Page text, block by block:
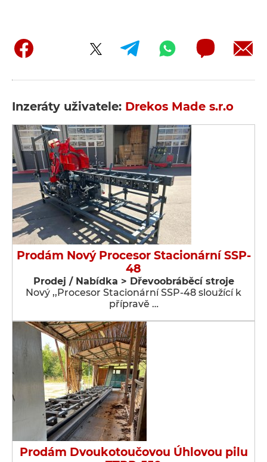
Inzeráty uživatele: Drekos Made s.r.o
Prodám Nový Procesor Stacionární SSP-
48
Prodej / Nabídka > Dřevoobráběcí stroje
Nový ,,Procesor Stacionární SSP-48 sloužící k
přípravě …
Prodám Dvoukotoučovou Úhlovou pilu